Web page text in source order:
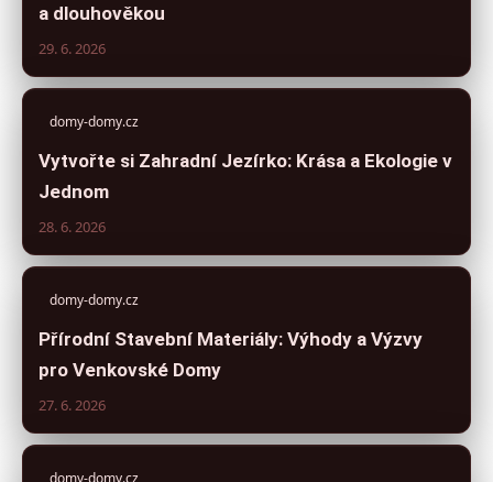
a dlouhověkou
29. 6. 2026
domy-domy.cz
Vytvořte si Zahradní Jezírko: Krása a Ekologie v
Jednom
28. 6. 2026
domy-domy.cz
Přírodní Stavební Materiály: Výhody a Výzvy
pro Venkovské Domy
27. 6. 2026
domy-domy.cz